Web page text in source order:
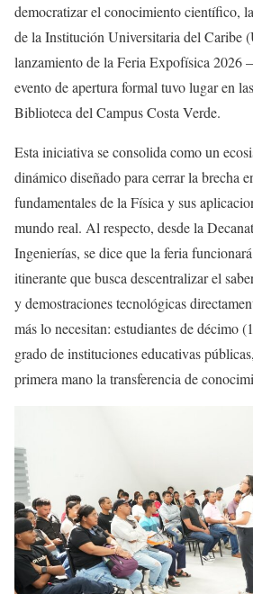
democratizar el conocimiento científico,
de la Institución Universitaria del Caribe
lanzamiento de la Feria Expofísica
evento de apertura formal tuvo lugar en
Biblioteca del Campus Costa Verde.
Esta iniciativa se consolida como un
dinámico diseñado para cerrar la brecha
fundamentales de la Física y sus
mundo real. Al respecto, desde la
Ingenierías, se dice que la feria
itinerante que busca descentralizar el
y demostraciones tecnológicas
más lo necesitan: estudiantes de décimo
grado de instituciones educativas
primera mano la transferencia de